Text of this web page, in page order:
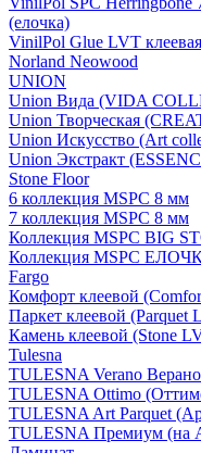
(елочка)
VinilPol Glue LVT
Norland Neowood
UNION
Union Вида (VIDA
Union Творческая
Union Искусство (Art
Union Экстракт
Stone Floor
6 коллекция MSPC 8 мм
7 коллекция MSPC 8 мм
Коллекция MSPC BIG
Коллекция MSPC
Fargo
Комфорт клеевой
Паркет клеевой (Parquet
Камень клеевой (Stone
Tulesna
TULESNA Verano
TULESNA Ottimo
TULESNA Art Parquet
TULESNA Премиум (на